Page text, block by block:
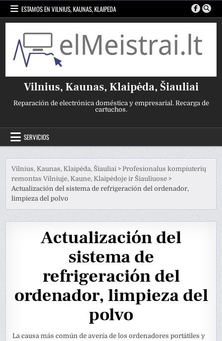
contenido
ESTAMOS EN VILNIUS, KAUNAS, KLAIPEDA
Vilnius, Kaunas, Klaipėda, Šiauliai
Reparación de electrónica doméstica y empresarial. Recarga de
cartuchos.
SERVICIOS
Vilnius, Kaunas, Klaipėda, Šiauliai >Profesionalus kompiuterių
remontas Vilniuje, Kaune, Klaipėdoje ir Šiauliuose >
Actualización del sistema de refrigeración del ordenador,
limpieza del polvo
Actualización del
sistema de
refrigeración del
ordenador, limpieza del
polvo
La causa más común de avería de los ordenadores portátiles y